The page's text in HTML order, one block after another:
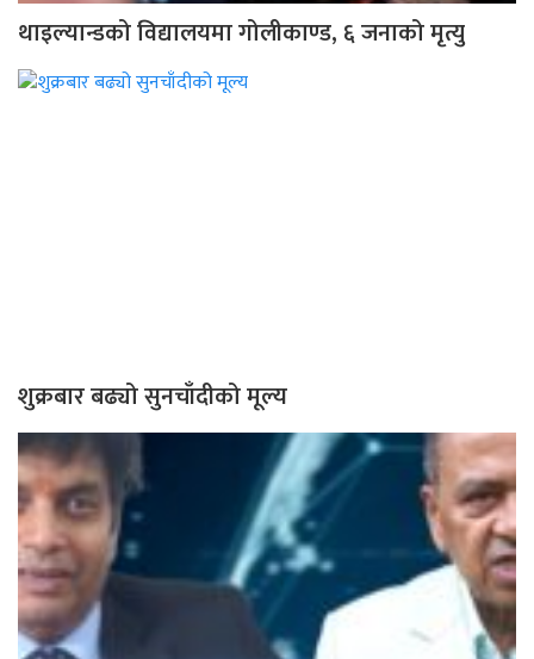
थाइल्यान्डको विद्यालयमा गोलीकाण्ड, ६ जनाको मृत्यु
शुक्रबार बढ्यो सुनचाँदीको मूल्य